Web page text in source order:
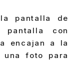
pantalla de
pantalla con
encajan a la
una foto para